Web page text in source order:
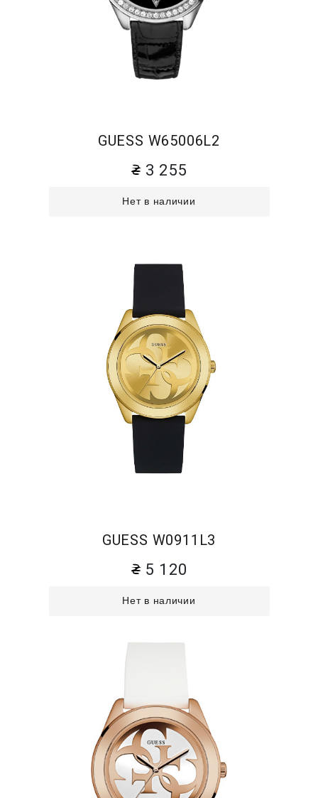
GUESS W65006L2
3 255
Нет в наличии
GUESS W0911L3
5 120
Нет в наличии